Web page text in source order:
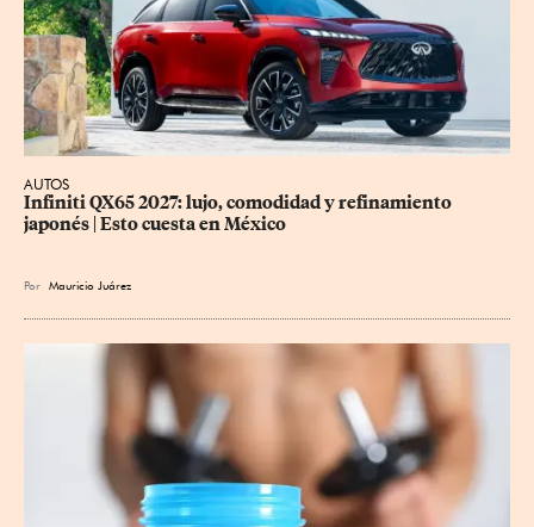
AUTOS
Infiniti QX65 2027: lujo, comodidad y refinamiento
japonés | Esto cuesta en México
Por Mauricio Juárez